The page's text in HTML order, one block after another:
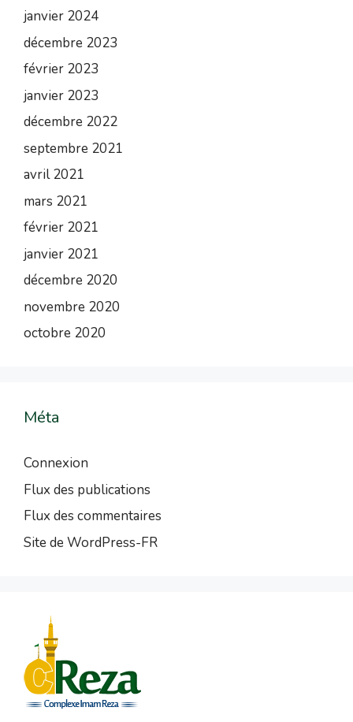
janvier 2024
décembre 2023
février 2023
janvier 2023
décembre 2022
septembre 2021
avril 2021
mars 2021
février 2021
janvier 2021
décembre 2020
novembre 2020
octobre 2020
Méta
Connexion
Flux des publications
Flux des commentaires
Site de WordPress-FR